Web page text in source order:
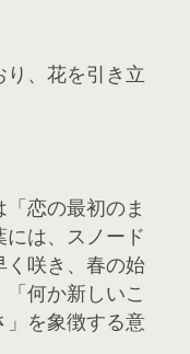
、花を引き立
恋の最初のま
は、スノード
く咲き、春の始
何か新しいこ
」を象徴する意